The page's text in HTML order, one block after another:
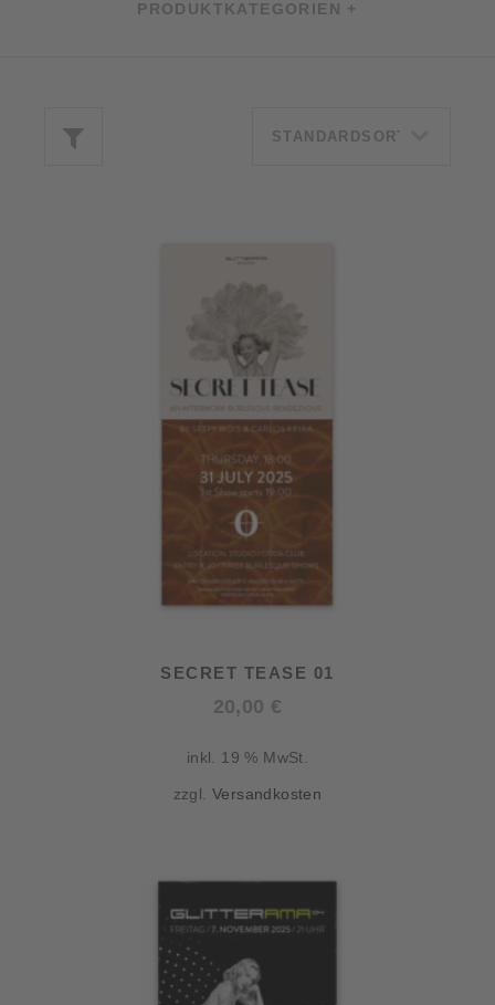
PRODUKTKATEGORIEN +
SECRET TEASE 01
20,00 €
inkl. 19 % MwSt.
zzgl.Versandkosten